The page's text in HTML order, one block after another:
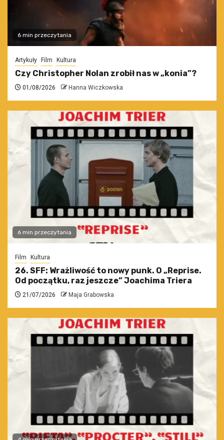
6 min przeczytania
Artykuły Film Kultura
Czy Christopher Nolan zrobił nas w „konia”?
01/08/2026 Hanna Wiczkowska
6 min przeczytania
Film Kultura
26. SFF: Wrażliwość to nowy punk. O „Reprise.
Od początku, raz jeszcze” Joachima Triera
21/07/2026 Maja Grabowska